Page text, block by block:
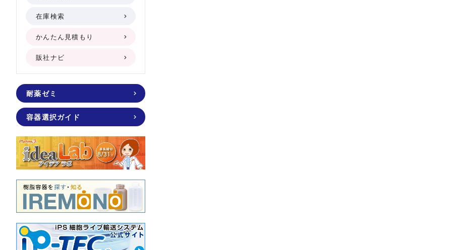
在庫検索
かんたん見積もり
販社ナビ
耐薬ゼミ
容器選択ガイド